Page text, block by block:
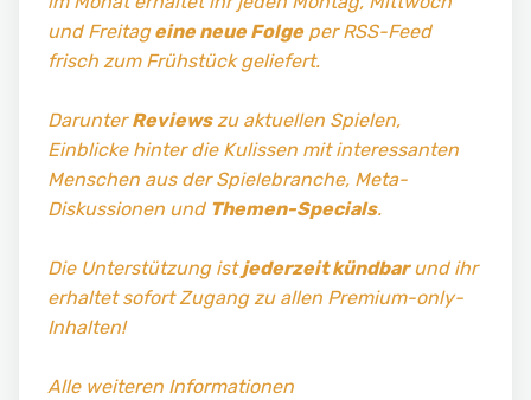
und Freitageine neue Folgeper RSS-Feed
frisch zum Frühstück geliefert.
DarunterReviewszu aktuellen Spielen,
Einblicke hinter die Kulissen mit interessanten
Menschen aus der Spielebranche, Meta-
Diskussionen und Themen-Specials.
Die Unterstützung istjederzeit kündbarund ihr
erhaltet sofort Zugang zu allen Premium-only-
Inhalten!
Alle weiteren Informationen